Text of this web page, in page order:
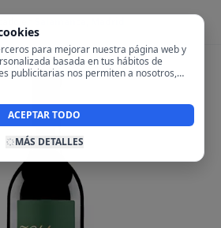
para mejorar nuestra página web y
basada en tus hábitos de
publicitarias nos permiten a nosotros,
nuestra página y en internet para
para ti. Al activarlas, aceptas el uso
y la recopilación y tratamiento de
la posible compartición de
ACEPTAR TODO
MÁS DETALLES